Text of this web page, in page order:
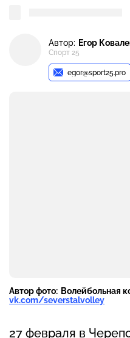
Автор: Егор
Спорт 25
egor@sport25.pro
Автор фото: Волейбольная
vk.com/severstalvolley
27 февраля в